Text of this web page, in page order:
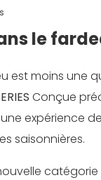
le
est moins
Conçue
expérience
saisonnières.